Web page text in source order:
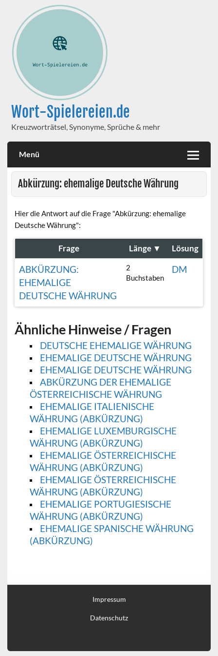
Wort-Spielereien.de
Kreuzworträtsel, Synonyme, Sprüche & mehr
Menü
Abkürzung: ehemalige Deutsche Währung
Hier die Antwort auf die Frage "Abkürzung: ehemalige
Deutsche Währung":
Frage Länge ▼ Lösung
ABKÜRZUNG:
EHEMALIGE
DEUTSCHE WÄHRUNG
2
Buchstaben
DM
Ähnliche Hinweise / Fragen
DEUTSCHE EHEMALIGE WÄHRUNG
EHEMALIGE DEUTSCHE WÄHRUNG
EHEMALIGE DEUTSCHE WÄHRUNG
ABKÜRZUNG DER EHEMALIGE
ÖSTERREICHISCHE WÄHRUNG
EHEMALIGE ITALIENISCHE
WÄHRUNG (ABKÜRZUNG)
EHEMALIGE LUXEMBURGISCHE
WÄHRUNG (ABKÜRZUNG)
EHEMALIGE ÖSTERREICHISCHE
WÄHRUNG (ABKÜRZUNG)
EHEMALIGE ÖSTERREICHISCHE
WÄHRUNG (ABKÜRZUNG)
EHEMALIGE PORTUGIESISCHE
WÄHRUNG (ABKÜRZUNG)
EHEMALIGE SPANISCHE WÄHRUNG
(ABKÜRZUNG)
Impressum
Datenschutz